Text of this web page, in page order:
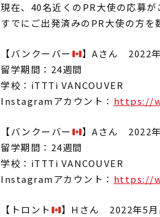
現在、40名近くのPR大使の応募が
すでにご出発済みのPR大使の方を
【バンクーバー
】Aさん 2022
留学期間：24週間
学校：iTTTi VANCOUVER
Instagramアカウント： https://
【バンクーバー
】Aさん 2022
留学期間：24週間
学校：iTTTi VANCOUVER
Instagramアカウント： https://
【トロント
】Hさん 2022年5